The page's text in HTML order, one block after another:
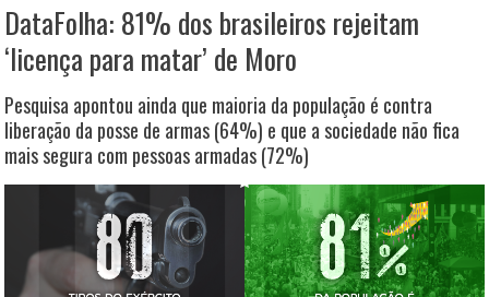
DataFolha: 81% dos brasileiros rejeitam
‘licença para matar’ de Moro
Pesquisa apontou ainda que maioria da população é contra
liberação da posse de armas (64%) e que a sociedade não fica
mais segura com pessoas armadas (72%)